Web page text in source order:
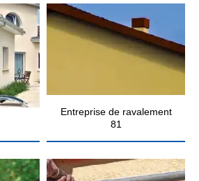
Entreprise de ravalement
81